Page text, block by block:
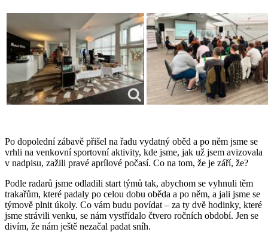
Po dopolední zábavě přišel na řadu vydatný oběd a po něm jsme se
vrhli na venkovní sportovní aktivity, kde jsme, jak už jsem avizovala
v nadpisu, zažili pravé aprílové počasí. Co na tom, že je září, že?
Podle radarů jsme odladili start týmů tak, abychom se vyhnuli těm
trakařům, které padaly po celou dobu oběda a po něm, a jali jsme se
týmově plnit úkoly. Co vám budu povídat – za ty dvě hodinky, které
jsme strávili venku, se nám vystřídalo čtvero ročních období. Jen se
divím, že nám ještě nezačal padat sníh.